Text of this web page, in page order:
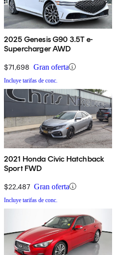
2025 Genesis G90 3.5T e-
Supercharger AWD
$71,698 Gran oferta
Incluye tarifas de conc.
2021 Honda Civic Hatchback
Sport FWD
$22,487 Gran oferta
Incluye tarifas de conc.